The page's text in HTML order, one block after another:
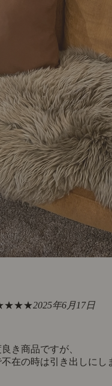
2025年6月17日
き商品ですが、
在の時は引き出しにし